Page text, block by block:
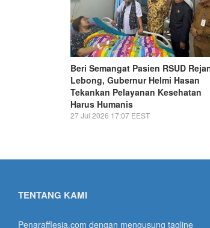
Beri Semangat Pasien RSUD
Lebong, Gubernur Helmi Hasan
Tekankan Pelayanan Kesehatan
Harus Humanis
27 Jul 2026 17:07 EEST
TENTANG KAMI
Penarafflesia.com dengan mengusung tagline